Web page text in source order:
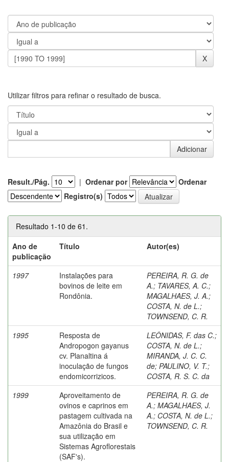
Utilizar filtros para refinar o resultado de busca.
Result./Pág. | Ordenar por
Ordenar
Registro(s)
Resultado 1-10 de 61.
Ano de
publicação
Título Autor(es)
1997
Instalações para
bovinos de leite em
Rondônia.
PEREIRA, R. G. de
A.; TAVARES, A. C.;
MAGALHAES, J. A.;
COSTA, N. de L.;
TOWNSEND, C. R.
1995
Resposta de
Andropogon gayanus
cv. Planaltina á
inoculação de fungos
endomicorrizicos.
LEÔNIDAS, F. das C.;
COSTA, N. de L.;
MIRANDA, J. C. C.
de; PAULINO, V. T.;
COSTA, R. S. C. da
1999
Aproveitamento de
ovinos e caprinos em
pastagem cultivada na
Amazônia do Brasil e
sua utilização em
Sistemas Agroflorestais
(SAF's).
PEREIRA, R. G. de
A.; MAGALHAES, J.
A.; COSTA, N. de L.;
TOWNSEND, C. R.